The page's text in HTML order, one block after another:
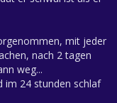
mit jeder
nach 2 tagen
weg...
im 24 stunden schlaf